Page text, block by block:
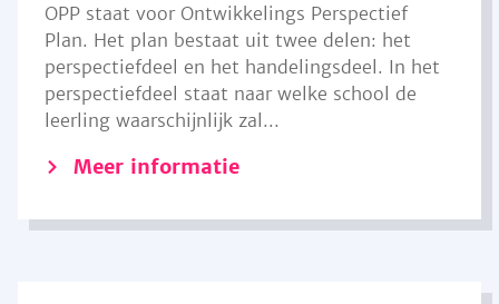
OPP staat voor Ontwikkelings Perspectief
Plan. Het plan bestaat uit twee delen: het
perspectiefdeel en het handelingsdeel. In het
perspectiefdeel staat naar welke school de
leerling waarschijnlijk zal...
Meer informatie